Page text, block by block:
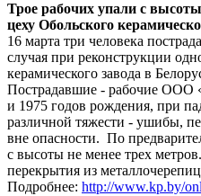
Трое рабочих упали с
цеху Обольского
16 марта три человека
случая при реконструкции
керамического завода в
Пострадавшие - рабочие ООО
и 1975 годов рождения, при
различной тяжести - ушибы,
вне опасности. По
с высоты не менее трех
перекрытия из
Подробнее: http://www.kp.by/